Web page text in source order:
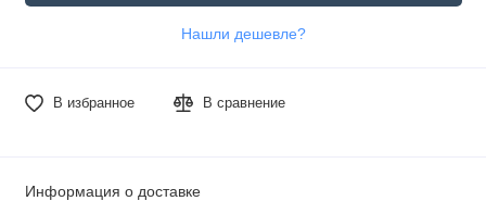
Нашли дешевле?
В избранное В сравнение
Информация о доставке